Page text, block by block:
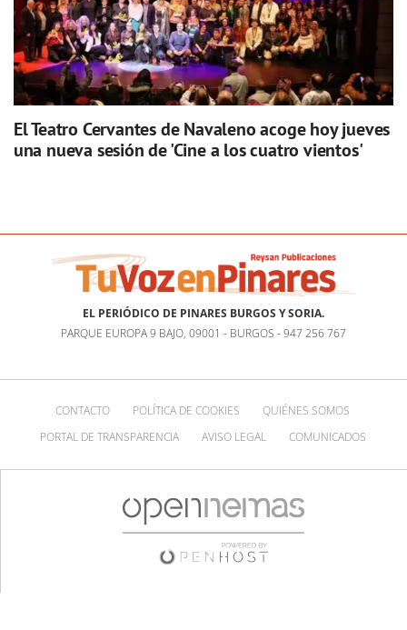
El Teatro Cervantes de Navaleno acoge hoy jueves
una nueva sesión de 'Cine a los cuatro vientos'
EL PERIÓDICO DE PINARES BURGOS Y SORIA.
PARQUE EUROPA 9 BAJO, 09001 - BURGOS - 947 256 767
CONTACTO POLÍTICA DE COOKIES
QUIÉNES SOMOS
PORTAL DE TRANSPARENCIA
AVISO LEGAL COMUNICADOS